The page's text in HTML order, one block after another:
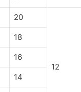
20
12
18
16
14